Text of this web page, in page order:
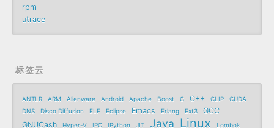
rpm
utrace
标签云
ANTLR ARM Alienware Android Apache Boost C C++ CLIP
CUDA
DNS
Disco Diffusion ELF Eclipse Emacs Erlang Ext3
GCC
GNUCash
Hyper-V IPC IPython JIT Java Linux
Lombok